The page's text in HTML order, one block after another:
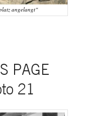
angelangt“
PAGE
21